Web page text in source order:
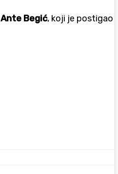
Ante Begić, koji je postigao